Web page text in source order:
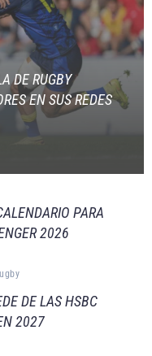
DE RUGBY
EN SUS REDES
PARA
2026
DE LAS HSBC
2027